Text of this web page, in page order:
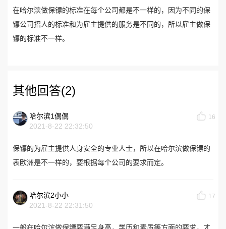
在哈尔滨做保镖的标准在每个公司都是不一样的，因为不同的保
镖公司招人的标准和为雇主提供的服务是不同的，所以雇主做保
镖的标准不一样。
其他回答(2)
哈尔滨1偶偶
2021-8-22 22:32:50
16
保镖的为雇主提供人身安全的专业人士，所以在哈尔滨做保镖的
表欧洲是不一样的，要根据每个公司的要求而定。
哈尔滨2小小
2021-8-22 22:31:50
17